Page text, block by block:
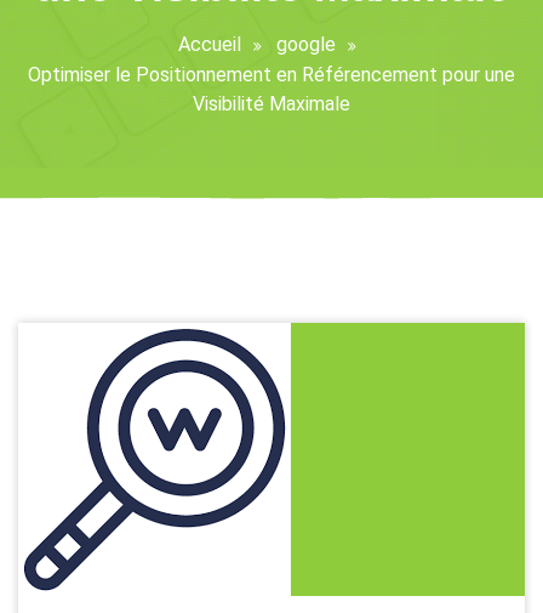
Accueil
google
Optimiser le Positionnement en Référencement pour une
Visibilité Maximale